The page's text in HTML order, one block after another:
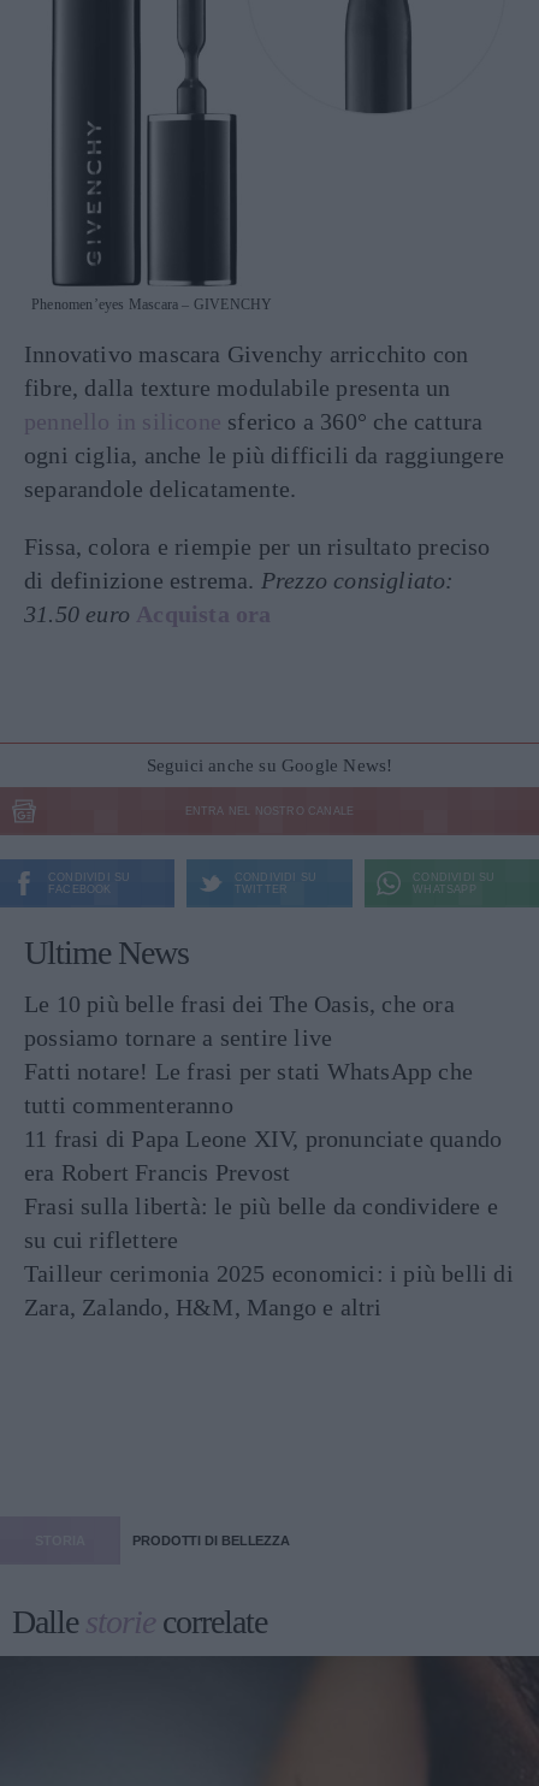
Phenomen’eyes Mascara – GIVENCHY
Innovativo mascara Givenchy arricchito con
fibre, dalla texture modulabile presenta un
pennello in silicone sferico a 360° che cattura
ogni ciglia, anche le più difficili da raggiungere
separandole delicatamente.
Fissa, colora e riempie per un risultato preciso
di definizione estrema. Prezzo consigliato:
31.50 euro Acquista ora
Seguici anche su Google News!
ENTRA NEL NOSTRO CANALE
CONDIVIDI SU
FACEBOOK
CONDIVIDI SU
TWITTER
CONDIVIDI SU
WHATSAPP
Ultime News
Le 10 più belle frasi dei The Oasis, che ora
possiamo tornare a sentire live
Fatti notare! Le frasi per stati WhatsApp che
tutti commenteranno
11 frasi di Papa Leone XIV, pronunciate quando
era Robert Francis Prevost
Frasi sulla libertà: le più belle da condividere e
su cui riflettere
Tailleur cerimonia 2025 economici: i più belli di
Zara, Zalando, H&M, Mango e altri
PRODOTTI DI BELLEZZA
Dallestorie correlate